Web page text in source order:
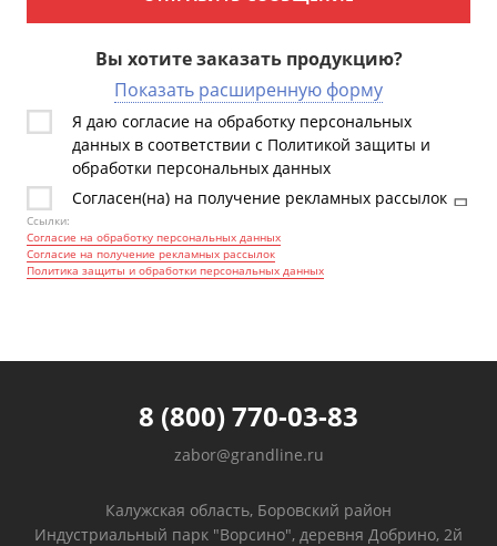
Вы хотите заказать продукцию?
Показать расширенную форму
Я даю согласие на обработку персональных
данных в соответствии с Политикой защиты и
обработки персональных данных
Согласен(на) на получение рекламных рассылок
Ссылки:
Согласие на обработку персональных данных
Согласие на получение рекламных рассылок
Политика защиты и обработки персональных данных
8 (800) 770-03-83
zabor@grandline.ru
Калужская область, Боровский район
Индустриальный парк "Ворсино", деревня Добрино, 2й